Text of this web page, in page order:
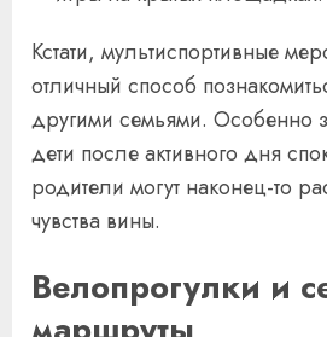
Кстати, мультиспортивные
отличный способ
другими семьями. Особенно
дети после активного дня
родители могут наконец-то
чувства вины.
Велопрогулки и